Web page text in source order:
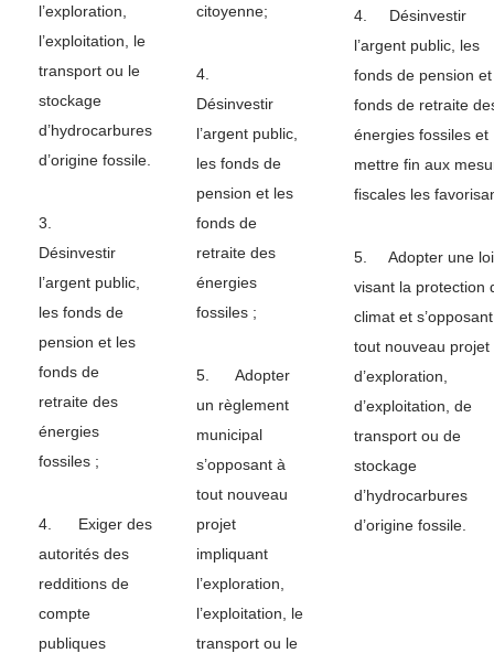
l’exploration,
l’exploitation, le
transport ou le
stockage
d’hydrocarbures
d’origine fossile.
3.
Désinvestir
l’argent public,
les fonds de
pension et les
fonds de
retraite des
énergies
fossiles ;
4. Exiger des
autorités des
redditions de
compte
publiques
citoyenne;
4.
Désinvestir
l’argent public,
les fonds de
pension et les
fonds de
retraite des
énergies
fossiles ;
5. Adopter
un règlement
municipal
s’opposant à
tout nouveau
projet
impliquant
l’exploration,
l’exploitation, le
transport ou le
4. Désinvestir
l’argent public, les
fonds de pension
fonds de retraite
énergies fossiles et
mettre fin aux
fiscales les
5. Adopter une loi
visant la protection
climat et
tout nouveau projet
d’exploration,
d’exploitation, de
transport ou de
stockage
d’hydrocarbures
d’origine fossile.